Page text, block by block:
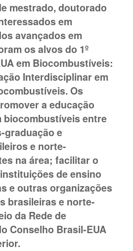
mestrado, doutorado
em
avançados em
os alvos do 1º
em Biocombustíveis:
Interdisciplinar em
Os
a educação
biocombustíveis entre
graduação e
e norte-
na área; facilitar o
de ensino
e outras organizações
brasileiras e norte-
da Rede de
Conselho Brasil-EUA